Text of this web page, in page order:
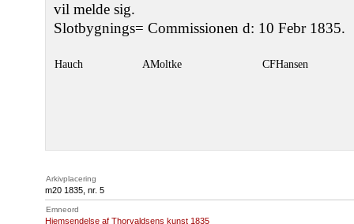
vil melde sig.
Slotbygnings= Commissionen d: 10 Febr 1835.
Hauch AMoltke CFHansen
Arkivplacering
m20 1835, nr. 5
Emneord
Hjemsendelse af Thorvaldsens kunst 1835